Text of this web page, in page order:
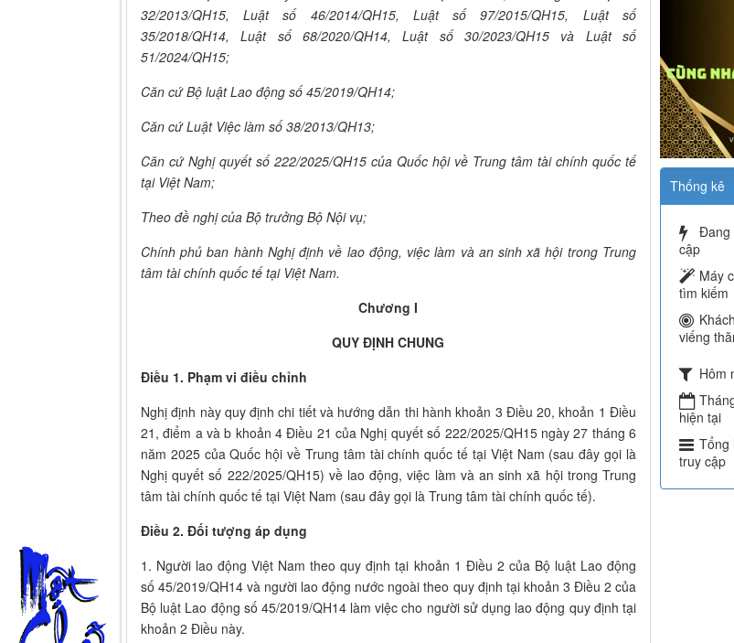
32/2013/QH15, Luật số 46/2014/QH15, Luật số 97/2015/QH15, Luật số
35/2018/QH14, Luật số 68/2020/QH14, Luật số 30/2023/QH15 và Luật số
51/2024/QH15;
Căn cứ Bộ luật Lao động số 45/2019/QH14;
Căn cứ Luật Việc làm số 38/2013/QH13;
Căn cứ Nghị quyết số 222/2025/QH15 của Quốc hội về Trung tâm tài chính quốc tế
tại Việt Nam;
Theo đề nghị của Bộ trưởng Bộ Nội vụ;
Chính phủ ban hành Nghị định về lao động, việc làm và an sinh xã hội trong Trung
tâm tài chính quốc tế tại Việt Nam.
Chương I
QUY ĐỊNH CHUNG
Điều 1. Phạm vi điều chỉnh
Nghị định này quy định chi tiết và hướng dẫn thi hành khoản 3 Điều 20, khoản 1 Điều
21, điểm a và b khoản 4 Điều 21 của Nghị quyết số 222/2025/QH15 ngày 27 tháng 6
năm 2025 của Quốc hội về Trung tâm tài chính quốc tế tại Việt Nam (sau đây gọi là
Nghị quyết số 222/2025/QH15) về lao động, việc làm và an sinh xã hội trong Trung
tâm tài chính quốc tế tại Việt Nam (sau đây gọi là Trung tâm tài chính quốc tế).
Điều 2. Đối tượng áp dụng
1. Người lao động Việt Nam theo quy định tại khoản 1 Điều 2 của Bộ luật Lao động
số 45/2019/QH14 và người lao động nước ngoài theo quy định tại khoản 3 Điều 2 của
Bộ luật Lao động số 45/2019/QH14 làm việc cho người sử dụng lao động quy định tại
khoản 2 Điều này.
Thống kê
Đang
cập
Máy
tìm kiếm
Khách
viếng
Hôm
hiện tại
Tổng
truy cập